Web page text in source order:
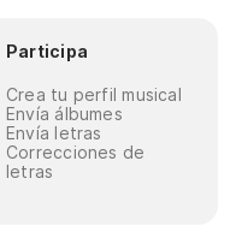
Participa
Crea tu perfil musical
Envía álbumes
Envía letras
Correcciones de
letras